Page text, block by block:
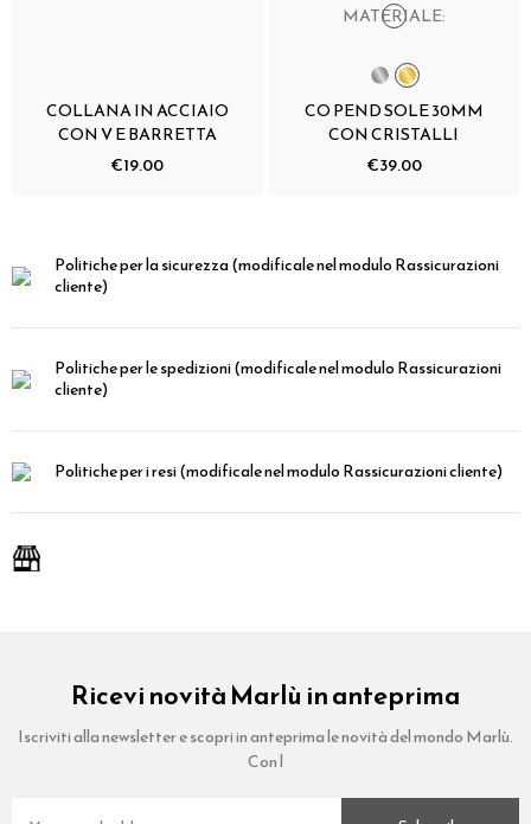
COLLANA IN ACCIAIO
CON V E BARRETTA
€19.00
MATERIALE:
CO PEND SOLE 30MM
CON CRISTALLI
€39.00
Politiche per la sicurezza(modificale nel modulo Rassicurazioni
cliente)
Politiche per le spedizioni(modificale nel modulo Rassicurazioni
cliente)
Politiche per i resi(modificale nel modulo Rassicurazioni cliente)
Ricevi novità Marlù in anteprima
Iscriviti alla newsletter e scopri in anteprima le novità del mondo Marlù.
Con l